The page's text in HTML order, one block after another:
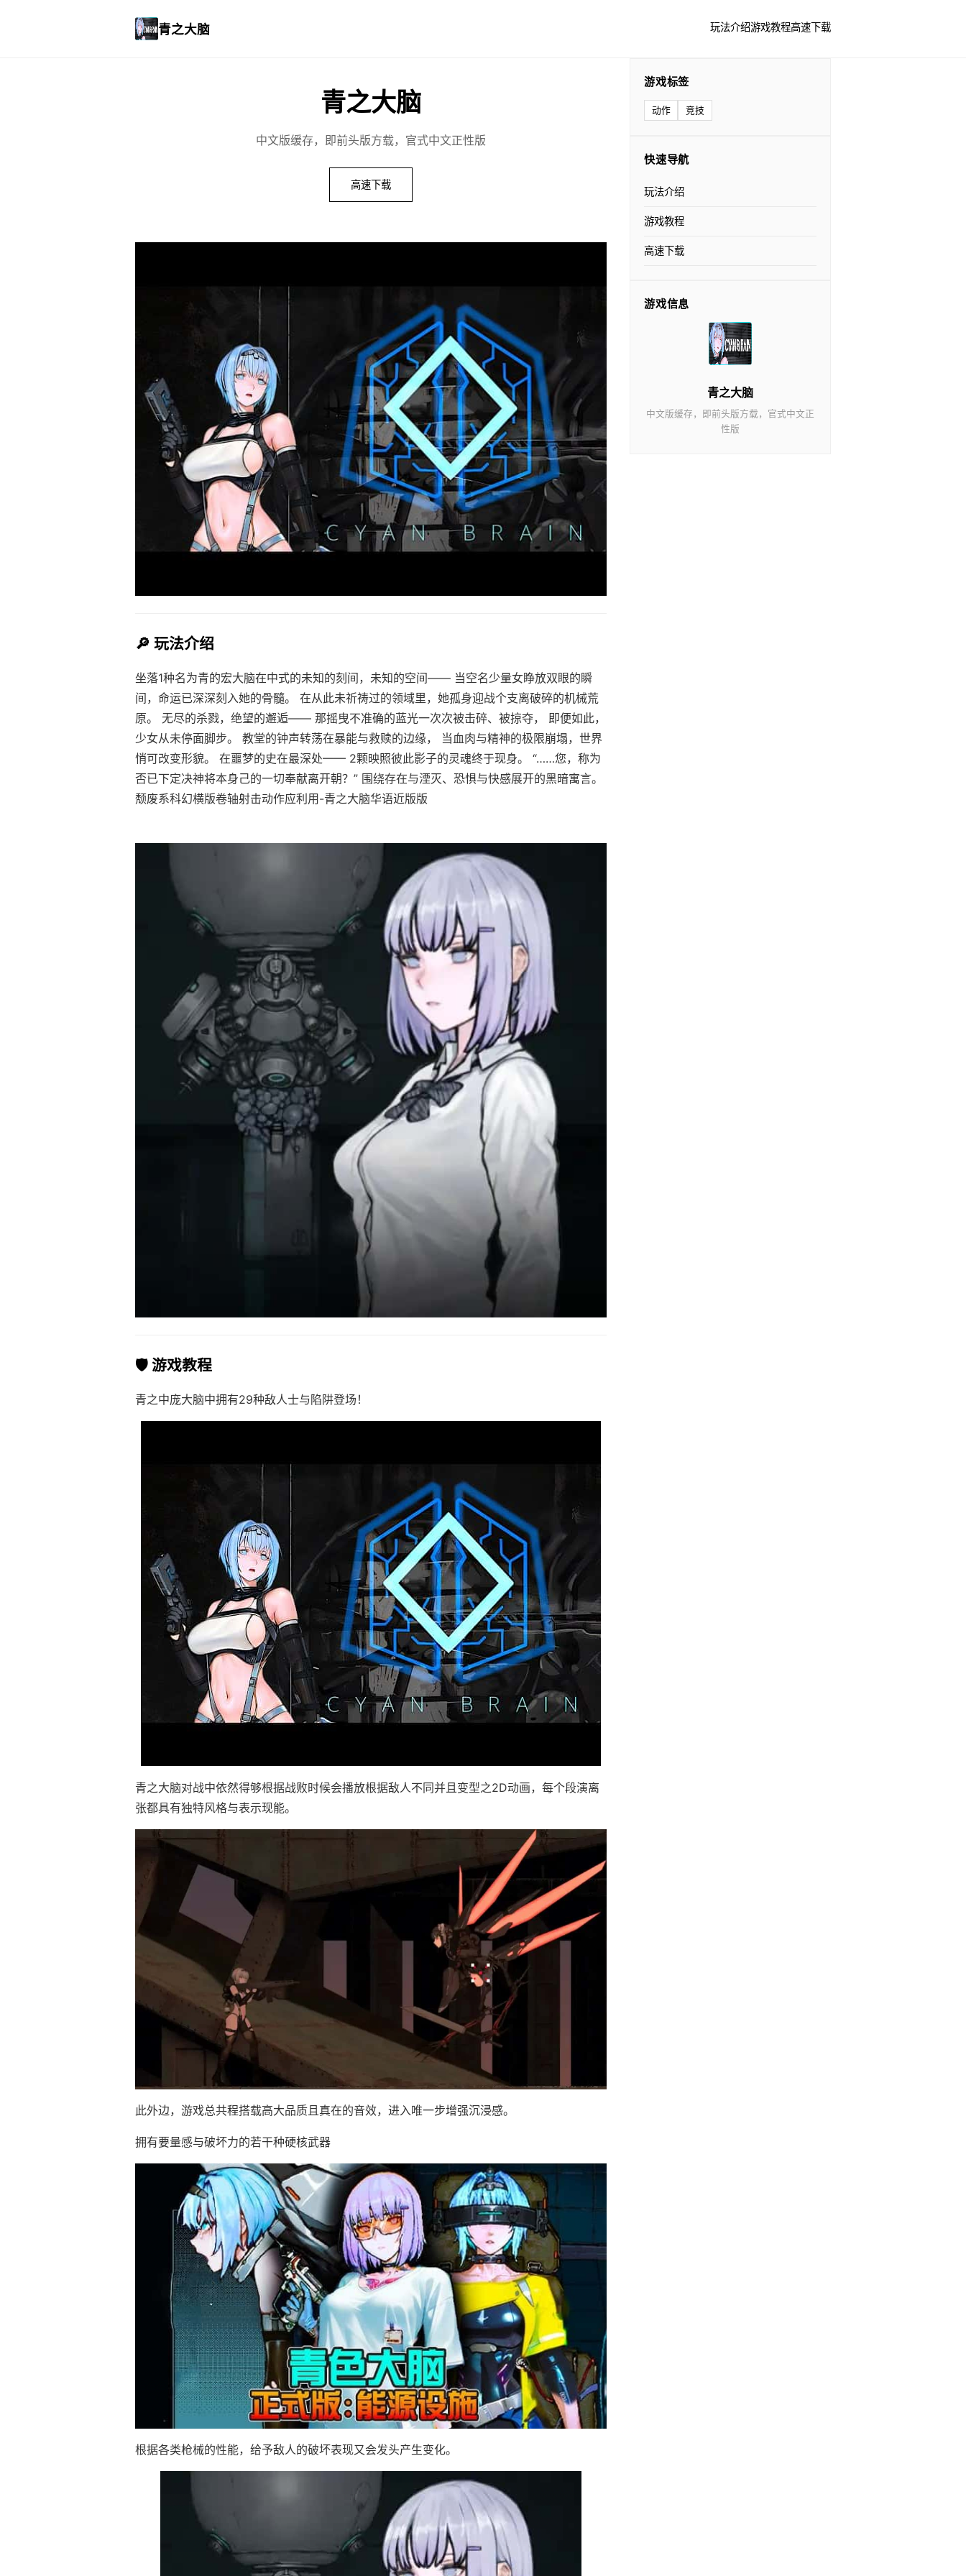
青之大脑 玩法介绍游戏教程高速下载
青之大脑
中文版缓存，即前头版方载，官式中文正性版
高速下载
🔎 玩法介绍
坐落1种名为青的宏大脑在中式的未知的刻间，未知的空间—— 当空名少量女睁放双眼的瞬
间，命运已深深刻入她的骨髓。 在从此未祈祷过的领域里，她孤身迎战个支离破碎的机械荒
原。 无尽的杀戮，绝望的邂逅—— 那摇曳不准确的蓝光一次次被击碎、被掠夺， 即便如此，
少女从未停面脚步。 教堂的钟声转荡在暴能与救赎的边缘， 当血肉与精神的极限崩塌，世界
悄可改变形貌。 在噩梦的史在最深处—— 2颗映照彼此影子的灵魂终于现身。 “……您，称为
否已下定决神将本身己的一切奉献离开朝？” 围绕存在与湮灭、恐惧与快感展开的黑暗寓言。
颓废系科幻横版卷轴射击动作应利用-青之大脑华语近版版
🛡️ 游戏教程
青之中庞大脑中拥有29种敌人士与陷阱登场！
青之大脑对战中依然得够根据战败时候会播放根据敌人不同并且变型之2D动画，每个段演离
张都具有独特风格与表示现能。
此外边，游戏总共程搭载高大品质且真在的音效，进入唯一步增强沉浸感。
拥有要量感与破坏力的若干种硬核武器
根据各类枪械的性能，给予敌人的破坏表现又会发头产生变化。
游戏标签
动作 竞技
快速导航
玩法介绍
游戏教程
高速下载
游戏信息
青之大脑
中文版缓存，即前头版方载，官式中文正
性版